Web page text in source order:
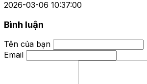
2026-03-06 10:37:00
Bình luận
Tên của bạn
Email